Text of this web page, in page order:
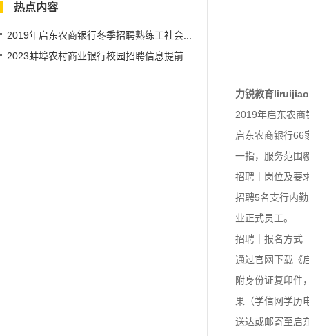
热点内容
2019年启东农商银行冬季招聘熟练工社会...
2023蚌埠农村商业银行校园招聘信息提前...
力锐教育
2019年启东农商
启东农商银行66
一指，服务范围
招聘｜岗位及要
招聘5名支行内
业正式员工。
招聘｜报名方式
通过官网下载《
附身份证复印件
果（学信网学历
送达或邮寄至启